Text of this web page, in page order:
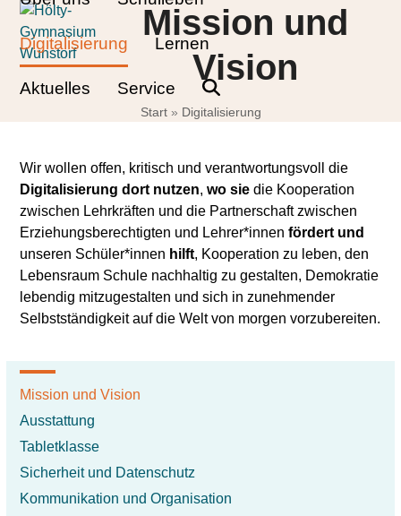
Skip
content
Digitalisierung Lernen
Aktuelles Service
Open
mobile
menu
Close
mobile
menu
Mission und
Vision
Start» Digitalisierung
Wir wollen offen, kritisch und verantwortungsvoll die
Digitalisierung dort nutzen,wo sie die Kooperation
zwischen Lehrkräften und die Partnerschaft zwischen
Erziehungsberechtigten und Lehrer*innenfördert und
unseren Schüler*innen hilft, Kooperation zu leben, den
Lebensraum Schule nachhaltig zu gestalten, Demokratie
lebendig mitzugestalten und sich in zunehmender
Selbstständigkeit auf die Welt von morgen vorzubereiten.
Mission und Vision
Ausstattung
Tabletklasse
Sicherheit und Datenschutz
Kommunikation und Organisation